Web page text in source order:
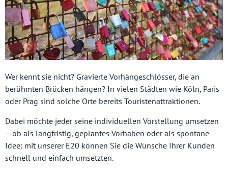
Wer kennt sie nicht? Gravierte Vorhängeschlösser, die an
berühmten Brücken hängen? In vielen Städten wie Köln, Paris
oder Prag sind solche Orte bereits Touristenattraktionen.
Dabei möchte jeder seine individuellen Vorstellung umsetzen
– ob als langfristig, geplantes Vorhaben oder als spontane
Idee: mit unserer E20 können Sie die Wünsche Ihrer Kunden
schnell und einfach umsetzten.